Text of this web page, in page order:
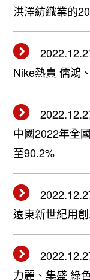
洪澤紡織業的
Nike熱賣 儒鴻
中國2022年全
至90.2%
遠東新世紀用
力麗、集盛 綠